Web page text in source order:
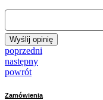
Wyślij opinię
poprzedni
następny
powrót
Zamówienia